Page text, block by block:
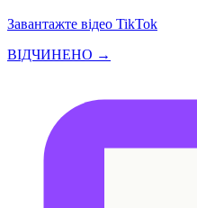
Завантажте відео TikTok
ВІДЧИНЕНО →